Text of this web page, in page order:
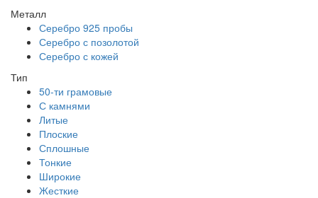
Металл
Серебро 925 пробы
Серебро с позолотой
Серебро с кожей
Тип
50-ти грамовые
С камнями
Литые
Плоские
Сплошные
Тонкие
Широкие
Жесткие